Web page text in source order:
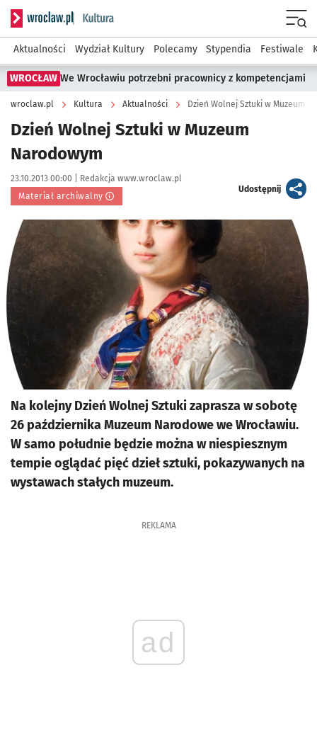
Serwis informacyjny wroclaw.pl podserwis: Kultura
Aktualności Wydział Kultury Polecamy Stypendia Festiwale
WROCŁAW We Wrocławiu potrzebni pracownicy z kompetencjami
wroclaw.pl Kultura Aktualności Dzień Wolnej Sztuki w Muzeum
Dzień Wolnej Sztuki w Muzeum
Narodowym
Data publikacji:
23.10.2013 00:00 | Autor:
Redakcja www.wroclaw.pl
Materiał archiwalny
Udostępnijartykuł
Kliknij, aby powiększyć
Na kolejny Dzień Wolnej Sztuki zaprasza w sobotę
26 października Muzeum Narodowe we Wrocławiu.
W samo południe będzie można w niespiesznym
tempie oglądać pięć dzieł sztuki, pokazywanych na
wystawach stałych muzeum.
REKLAMA
ad